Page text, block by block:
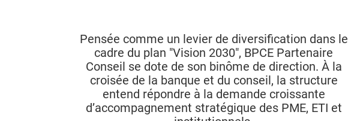
Pensée comme un levier de diversification dans le
cadre du plan "Vision 2030", BPCE Partenaire
Conseil se dote de son binôme de direction. À la
croisée de la banque et du conseil, la structure
entend répondre à la demande croissante
d’accompagnement stratégique des PME, ETI et